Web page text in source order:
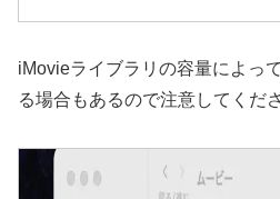
iMovieライブラリの容量によっ
る場合もあるので注意してくださ